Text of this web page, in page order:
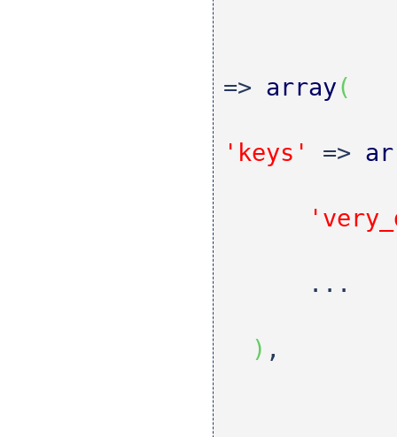
=> array(
'keys' =>
...
) ,